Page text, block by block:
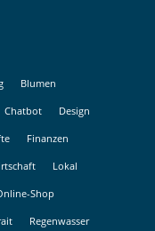
Blumen
Chatbot Design
Finanzen
Lokal
Shop
Regenwasser